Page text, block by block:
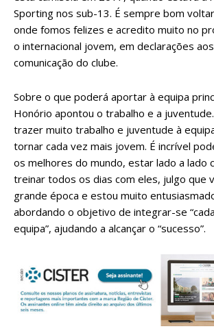
Sporting nos sub-13. É sempre bom
onde fomos felizes e acredito muito no
o internacional jovem, em declarações
comunicação do clube.
Sobre o que poderá aportar à equipa
Honório apontou o trabalho e a
trazer muito trabalho e juventude à
tornar cada vez mais jovem. É incrível
os melhores do mundo, estar lado a lado
treinar todos os dias com eles, julgo que
grande época e estou muito
abordando o objetivo de integrar-se
equipa”, ajudando a alcançar o “sucesso”.